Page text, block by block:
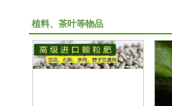
植料、茶叶等物品